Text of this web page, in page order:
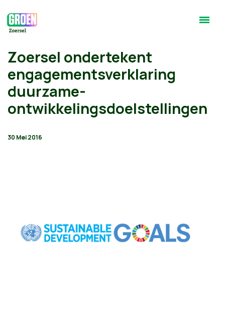
Zoersel ondertekent
engagementsverklaring
duurzame-
ontwikkelingsdoelstellingen
30 Mei 2016